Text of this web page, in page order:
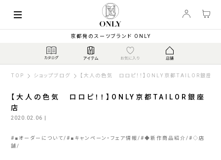
京都発のスーツブランド ONLY
TOP ショップブログ 【大人の色気 ロロピ！！】ONLY京都TAILOR銀座店
【大人の色気 ロロピ！！】ONLY京都TAILOR銀座
店
2020.02.06 |
# ■オーダーについて # ■キャンペーン・フェア情報 #◆新作商品紹介 #◇店
舗